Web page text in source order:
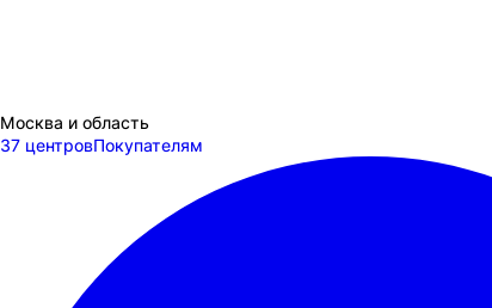
Москва и область
37 центровПокупателям